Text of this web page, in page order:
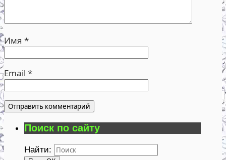
Имя *
Email *
Поиск по сайту
Найти: